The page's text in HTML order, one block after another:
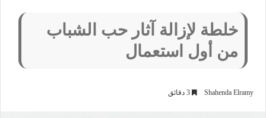
خلطة لإزالة آثار حب الشباب
من أول استعمال
Shahenda Elramy